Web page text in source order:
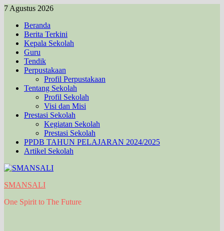
Skip
content
7 Agustus 2026
Beranda
Berita Terkini
Kepala Sekolah
Guru
Tendik
Perpustakaan
Profil Perpustakaan
Tentang Sekolah
Profil Sekolah
Visi dan Misi
Prestasi Sekolah
Kegiatan Sekolah
Prestasi Sekolah
PPDB TAHUN PELAJARAN 2024/2025
Artikel Sekolah
SMANSALI
One Spirit to The Future